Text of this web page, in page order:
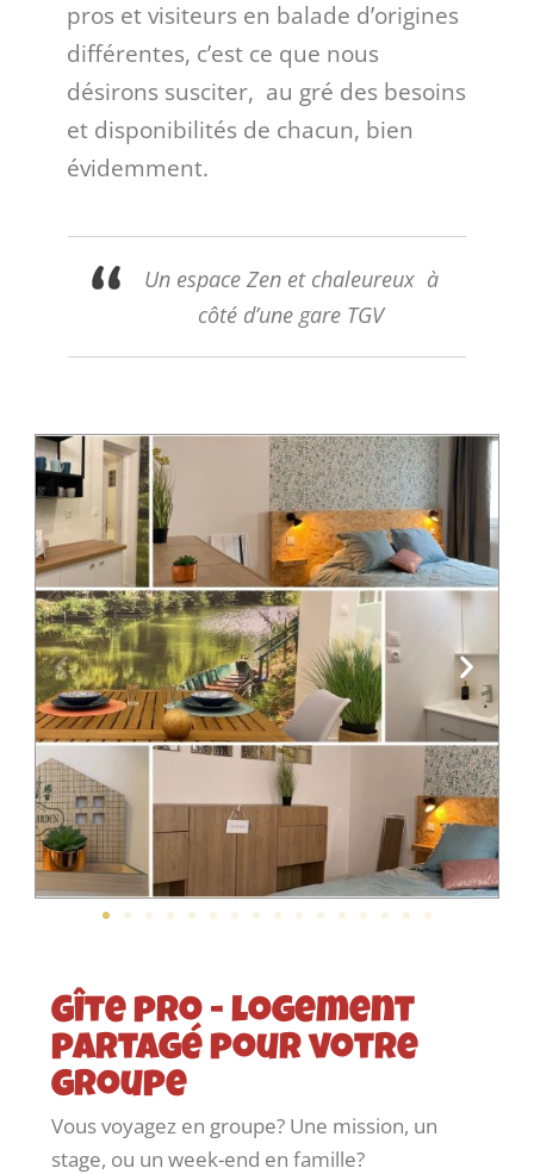
pros et visiteurs en balade d’origines
différentes, c’est ce que nous
désirons susciter, au gré des besoins
et disponibilités de chacun, bien
évidemment.
Un espace Zen et chaleureux à
côté d’une gare TGV
Gîte pro - logement
partagé pour votre
groupe
Vous voyagez en groupe? Une mission, un
stage, ou un week-end en famille?